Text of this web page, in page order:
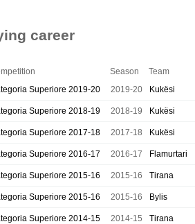
career
Season Team
Superiore 2019-20
2019-20 Kukësi
Superiore 2018-19 2018-19 Kukësi
Superiore 2017-18 2017-18 Kukësi
Superiore 2016-17 2016-17 Flamurtari
Superiore 2015-16 2015-16 Tirana
Superiore 2015-16 2015-16 Bylis
Superiore 2014-15 2014-15 Tirana